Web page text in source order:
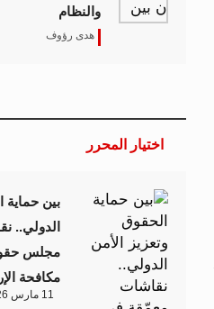
والنظام
هدى رؤوف
اختيار المحرر
بين حماية
الدولي..
مجلس
مكافحة
11 مارس 2026 - 09:30